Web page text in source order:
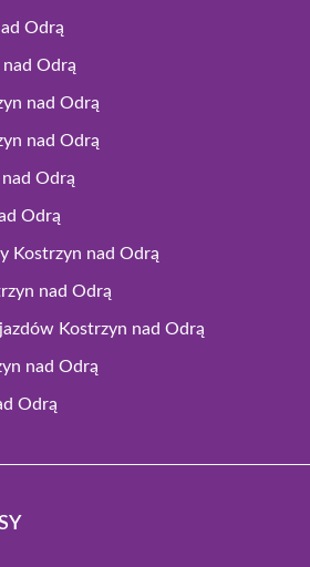
Odrą
nad Odrą
nad Odrą
nad Odrą
Odrą
Odrą
Kostrzyn nad Odrą
nad Odrą
Kostrzyn nad Odrą
nad Odrą
Odrą